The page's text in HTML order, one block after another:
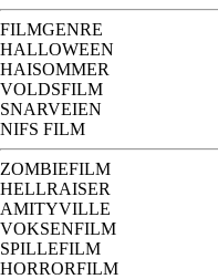
FILMGENRE
HALLOWEEN
HAISOMMER
VOLDSFILM
SNARVEIEN
NIFS FILM
ZOMBIEFILM
HELLRAISER
AMITYVILLE
VOKSENFILM
SPILLEFILM
HORRORFILM